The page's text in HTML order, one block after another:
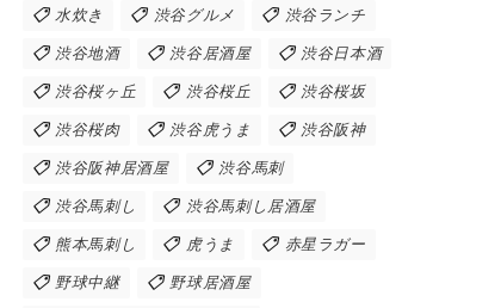
水炊き 渋谷グルメ 渋谷ランチ
渋谷地酒 渋谷居酒屋 渋谷日本酒
渋谷桜ヶ丘 渋谷桜丘 渋谷桜坂
渋谷桜肉 渋谷虎うま 渋谷阪神
渋谷阪神居酒屋 渋谷馬刺
渋谷馬刺し 渋谷馬刺し居酒屋
熊本馬刺し 虎うま 赤星ラガー
野球中継 野球居酒屋